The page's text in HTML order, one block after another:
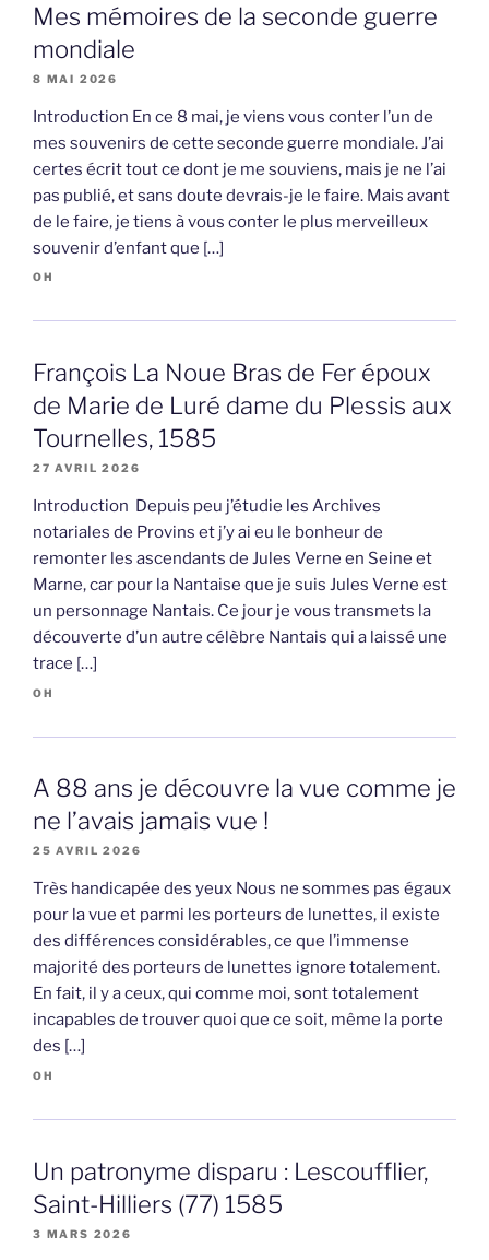
Mes mémoires de la seconde guerre
mondiale
8 MAI 2026
Introduction En ce 8 mai, je viens vous conter l’un de
mes souvenirs de cette seconde guerre mondiale. J’ai
certes écrit tout ce dont je me souviens, mais je ne l’ai
pas publié, et sans doute devrais-je le faire. Mais avant
de le faire, je tiens à vous conter le plus merveilleux
souvenir d’enfant que […]
OH
François La Noue Bras de Fer époux
de Marie de Luré dame du Plessis aux
Tournelles, 1585
27 AVRIL 2026
Introduction Depuis peu j’étudie les Archives
notariales de Provins et j’y ai eu le bonheur de
remonter les ascendants de Jules Verne en Seine et
Marne, car pour la Nantaise que je suis Jules Verne est
un personnage Nantais. Ce jour je vous transmets la
découverte d’un autre célèbre Nantais qui a laissé une
trace […]
OH
A 88 ans je découvre la vue comme je
ne l’avais jamais vue !
25 AVRIL 2026
Très handicapée des yeux Nous ne sommes pas égaux
pour la vue et parmi les porteurs de lunettes, il existe
des différences considérables, ce que l’immense
majorité des porteurs de lunettes ignore totalement.
En fait, il y a ceux, qui comme moi, sont totalement
incapables de trouver quoi que ce soit, même la porte
des […]
OH
Un patronyme disparu : Lescoufflier,
Saint-Hilliers (77) 1585
3 MARS 2026